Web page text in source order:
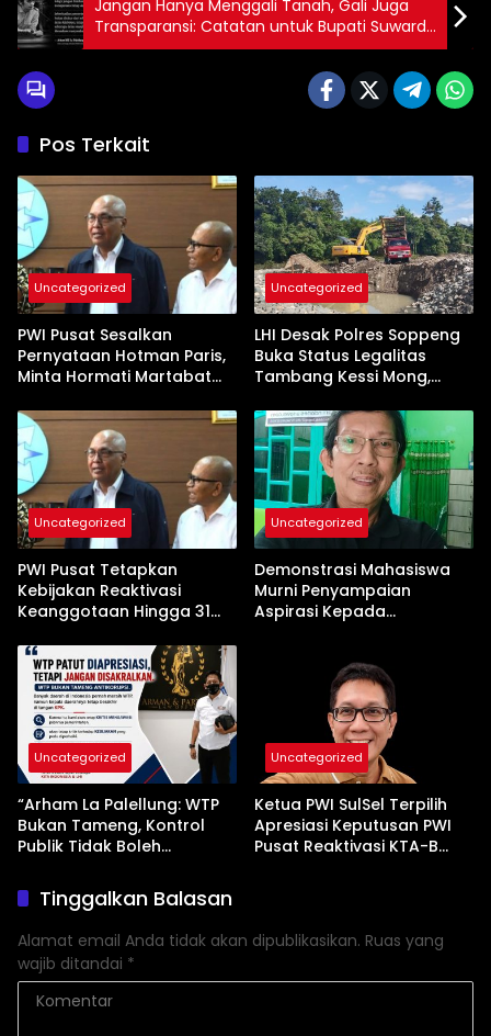
Jangan Hanya Menggali Tanah, Gali Juga
Transparansi: Catatan untuk Bupati Suwardi
Haseng
Pos Terkait
Uncategorized
PWI Pusat Sesalkan
Pernyataan Hotman Paris,
Minta Hormati Martabat
Kemerdekaan Pers
Uncategorized
LHI Desak Polres Soppeng
Buka Status Legalitas
Tambang Kessi Mong,
Uncategorized
PWI Pusat Tetapkan
Kebijakan Reaktivasi
Keanggotaan Hingga 31
Uncategorized
Demonstrasi Mahasiswa
Murni Penyampaian
Aspirasi Kepada
Uncategorized
“Arham La Palellung: WTP
Bukan Tameng, Kontrol
Publik Tidak Boleh
Uncategorized
Ketua PWI SulSel Terpilih
Apresiasi Keputusan PWI
Pusat Reaktivasi KTA-B
Tinggalkan Balasan
Alamat email Anda tidak akan dipublikasikan. Ruas yang
wajib ditandai *